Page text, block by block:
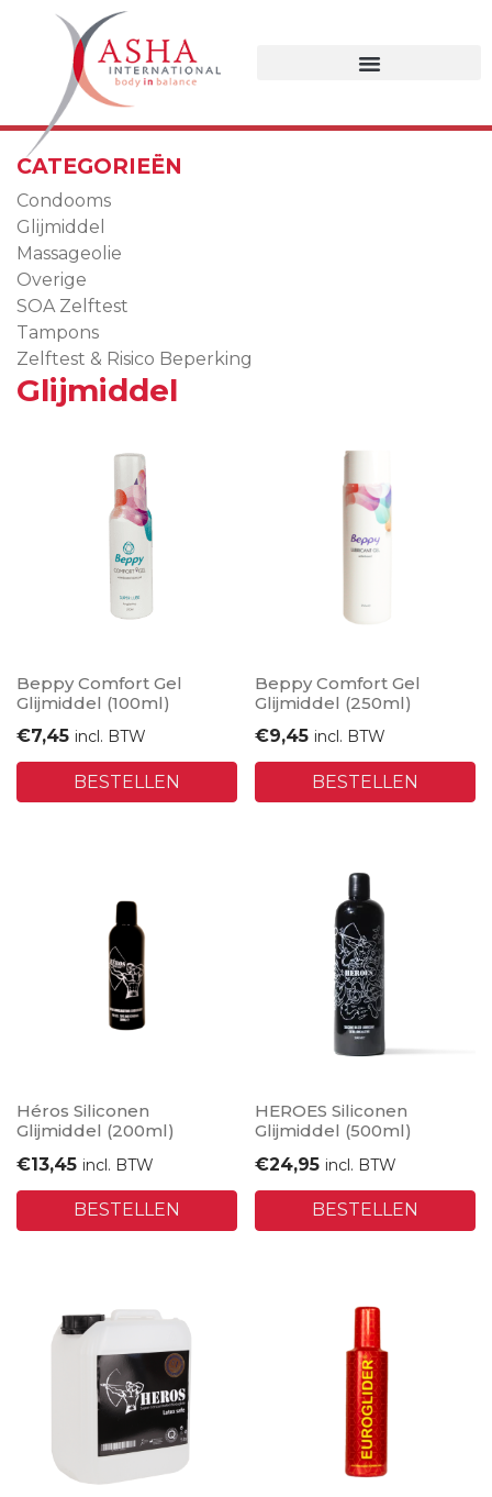
CATEGORIEËN
Condooms
Glijmiddel
Massageolie
Overige
SOA Zelftest
Tampons
Zelftest & Risico Beperking
Glijmiddel
Beppy Comfort Gel
Glijmiddel (100ml)
€7,45 incl. BTW
BESTELLEN
Beppy Comfort Gel
Glijmiddel (250ml)
€9,45 incl. BTW
BESTELLEN
Héros Siliconen
Glijmiddel (200ml)
€13,45 incl. BTW
BESTELLEN
HEROES Siliconen
Glijmiddel (500ml)
€24,95 incl. BTW
BESTELLEN